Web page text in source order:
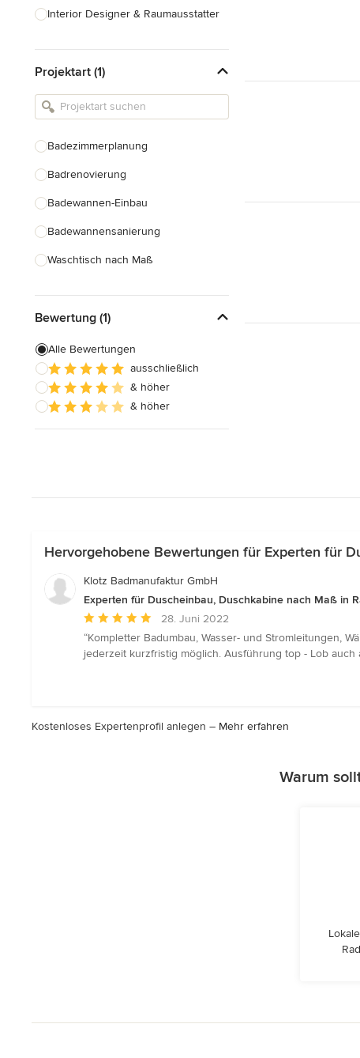
Interior Designer & Raumausstatter
Landschaftsarchitekten
Armaturen & Sanitärbedarf
Einbauschränke
Projektart (1)
Badezimmerplanung
Badrenovierung
Badewannen-Einbau
Badewannensanierung
Waschtisch nach Maß
Gäste-WC Renovierung
Fugenlose Badezimmer
Badezimmereinbau
Alle anzeigen
Bewertung (1)
Alle Bewertungen
ausschließlich
& höher
& höher
Hervorgehobene Bewertungen für Experten für
Klotz Badmanufaktur GmbH
Experten für Duscheinbau, Duschkabine nach Maß in
Durchschnittliche
Bewertung:
5
28. Juni 2022
“Kompletter Badumbau, Wasser- und Stromleitungen,
jederzeit kurzfristig möglich. Ausführung top - Lob auch
Kostenloses Expertenprofil anlegen – Mehr erfahren
Warum